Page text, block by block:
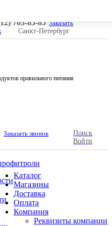
703-85-85 Заказать
Санкт-Петербург
правильного питания
Заказать звонок
Поиск
Войти
Каталог
Магазины
Доставка
Оплата
Компания
Реквизиты компании